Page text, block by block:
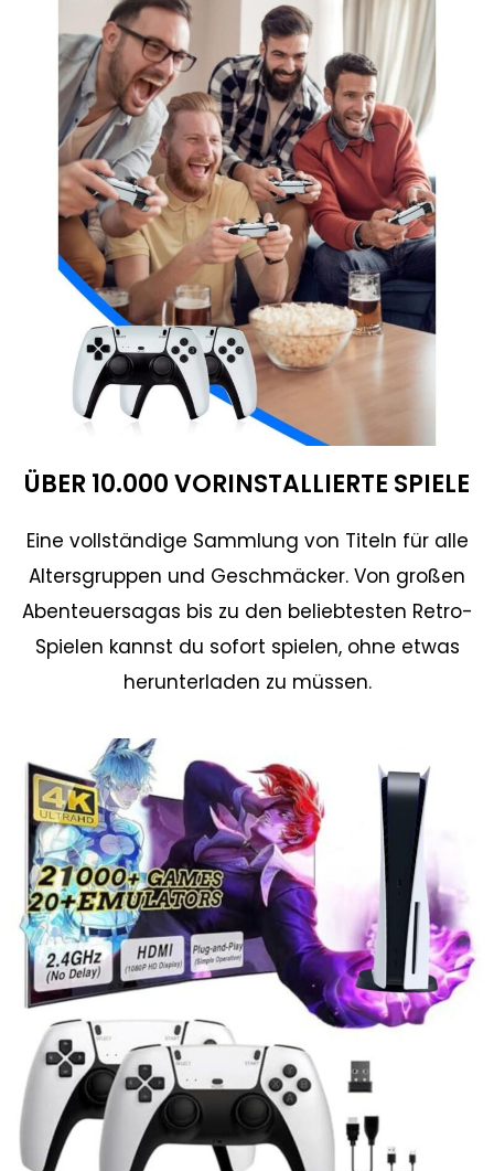
ÜBER 10.000 VORINSTALLIERTE SPIELE
Eine vollständige Sammlung von Titeln für alle
Altersgruppen und Geschmäcker. Von großen
Abenteuersagas bis zu den beliebtesten Retro-
Spielen kannst du sofort spielen, ohne etwas
herunterladen zu müssen.